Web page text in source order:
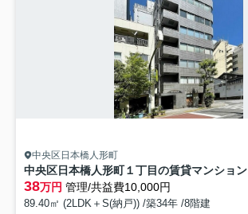
中央区日本橋人形町
中央区日本橋人形町１丁目の賃貸マンション
38万円 管理/共益費10,000円
89.40㎡ (2LDK＋S(納戸)) /築34年 /8階建